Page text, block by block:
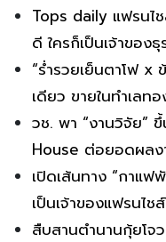
Tops daily แฟรนไ
ดี ใครก็เป็นเจ้าของ
“ร่ำรวยเย็นตาโฟ x
เดียว ขายในทำเลท
วช. พา “งานวิจัย”
House ต่อยอดผล
เปิดเส้นทาง “กาแฟ
เป็นเจ้าของแฟรนไช
สืบสานตำนานกุ้ยโจ